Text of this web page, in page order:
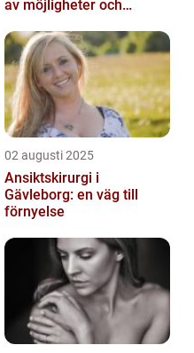
av möjligheter och
02 augusti 2025
Ansiktskirurgi i
Gävleborg: en väg till
förnyelse